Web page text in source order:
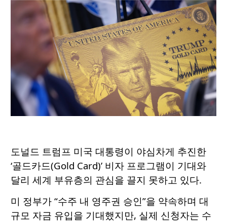
도널드 트럼프 미국 대통령이 야심차게 추진한
‘골드카드(Gold Card)’ 비자 프로그램이 기대와
달리 세계 부유층의 관심을 끌지 못하고 있다.
미 정부가 “수주 내 영주권 승인”을 약속하며 대
규모 자금 유입을 기대했지만, 실제 신청자는 수